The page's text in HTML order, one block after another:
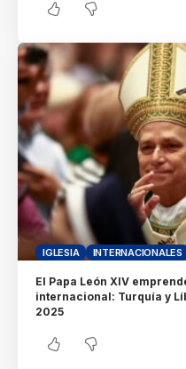
IGLESIA INTERNACIONALES
El Papa León XIV
internacional: Turquía y
2025